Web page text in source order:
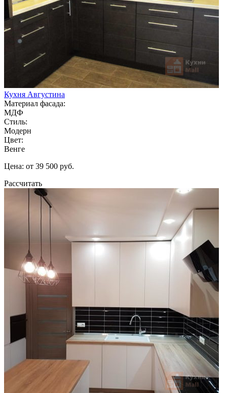
Кухня Августина
Материал фасада:
МДФ
Стиль:
Модерн
Цвет:
Венге
Цена: от 39 500 руб.
Рассчитать